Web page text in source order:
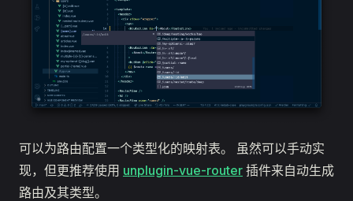
可以为路由配置一个类型化的映射表。 虽然可以手动实
现，但更推荐使用 unplugin-vue-router 插件来自动生成
路由及其类型。